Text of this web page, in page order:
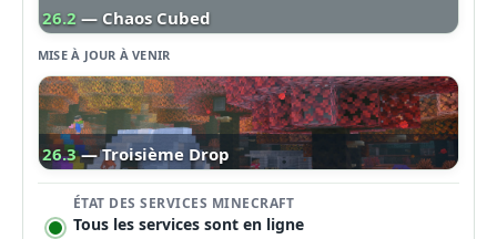
26.2 — Chaos Cubed
MISE À JOUR À VENIR
26.3 — Troisième Drop
ÉTAT DES SERVICES MINECRAFT
Tous les services sont en ligne